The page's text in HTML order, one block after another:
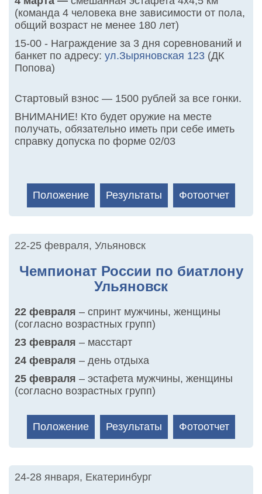
(команда 4 человека вне зависимости от пола,
общий возраст не менее 180 лет)
15-00 - Награждение за 3 дня соревнований и
банкет по адресу: ул.Зыряновская 123 (ДК
Попова)
Стартовый взнос — 1500 рублей за все гонки.
ВНИМАНИЕ! Кто будет оружие на месте
получать, обязательно иметь при себе иметь
справку допуска по форме 02/03
Положение Результаты Фотоотчет
22-25 февраля, Ульяновск
Чемпионат России по биатлону
Ульяновск
22 февраля – спринт мужчины, женщины
(согласно возрастных групп)
23 февраля – масстарт
24 февраля – день отдыха
25 февраля – эстафета мужчины, женщины
(согласно возрастных групп)
Положение Результаты Фотоотчет
24-28 января, Екатеринбург